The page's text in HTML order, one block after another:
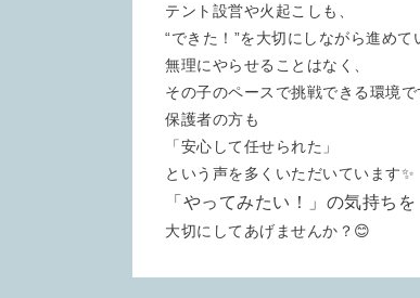
テント設営や火起こしも、
“できた！”を大切にしながら進めて
無理にやらせることはなく、
その子のペースで挑戦できる環境で
保護者の方も
「安心して任せられた」
という声を多くいただいています✨
「やってみたい！」の気持ちを
大切にしてあげませんか？😊